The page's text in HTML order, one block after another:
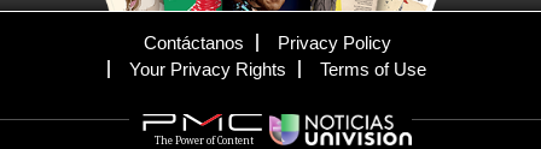
Contáctanos
Privacy Policy
Your Privacy Rights
Terms of Use
The Power of Content